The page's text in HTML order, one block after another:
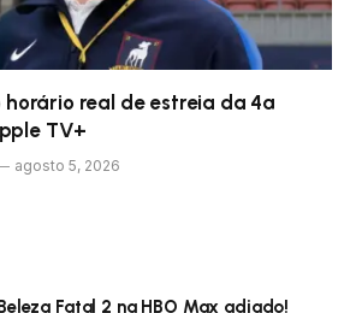
horário real de estreia da 4ª
TV+
agosto 5, 2026
Fatal 2 na HBO Max adiado!